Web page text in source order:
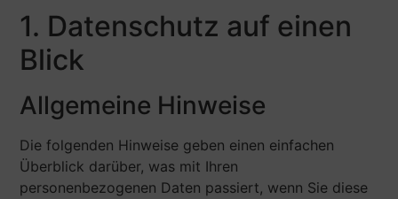
1. Datenschutz auf einen
Blick
Allgemeine Hinweise
Die folgenden Hinweise geben einen einfachen
Überblick darüber, was mit Ihren
personenbezogenen Daten passiert, wenn Sie diese